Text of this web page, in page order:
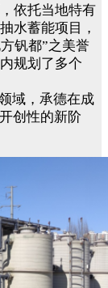
依托当地特有
水蓄能项目，
钒都”之美誉
规划了多个
域，承德在成
创性的新阶